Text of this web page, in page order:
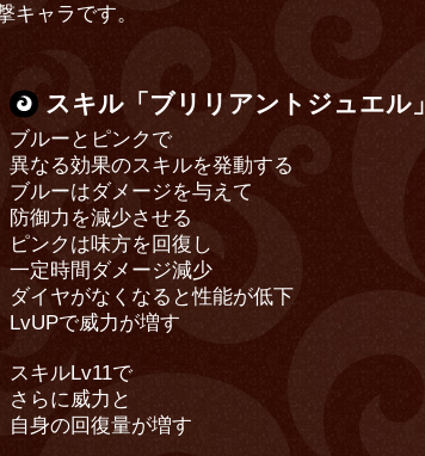
キャラです。
スキル「ブリリアントジュエル」
ブルーとピンクで
異なる効果のスキルを発動する
ブルーはダメージを与えて
防御力を減少させる
ピンクは味方を回復し
一定時間ダメージ減少
ダイヤがなくなると性能が低下
LvUPで威力が増す
スキルLv11で
さらに威力と
自身の回復量が増す